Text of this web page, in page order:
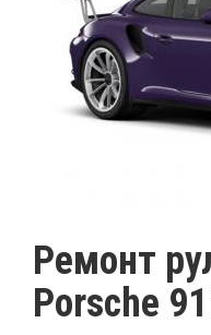
Ремонт
Porsche